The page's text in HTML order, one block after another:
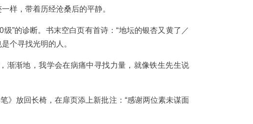
样，带着历经沧桑后的平静。
”的诊断。书末空白页有首诗：“地坛的银杏又黄了／
个寻找光明的人。
渐渐地，我学会在病痛中寻找力量，就像铁生先生说
》放回长椅，在扉页添上新批注：“感谢两位素未谋面